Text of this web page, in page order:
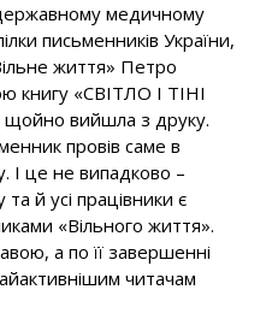
медичному
письменників України,
життя» Петро
книгу «СВІТЛО І ТІНІ
вийшла з друку.
провів саме в
І це не випадково –
й усі працівники є
«Вільного життя».
а по її завершенні
читачам